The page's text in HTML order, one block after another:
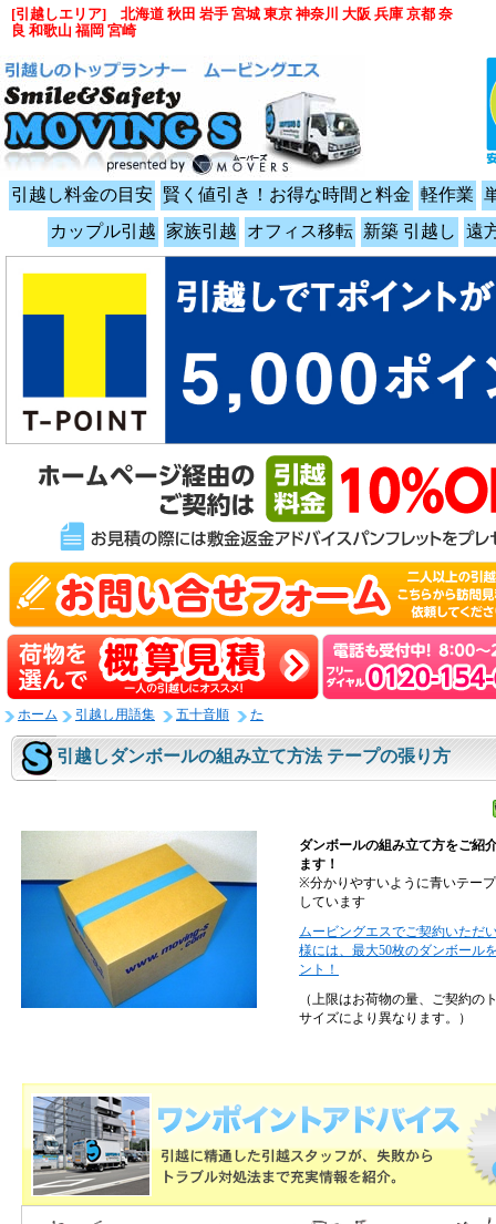
引越し料金の目安 賢く値引き！お得な時間と料金 軽作業
カップル引越 家族引越 オフィス移転 新築 引越し 遠
ホーム 引越し用語集 五十音順 た
引越しダンボールの組み立て方法 テープの張り方
ダンボールの組み立て方をご紹
ます！
※分かりやすいように青いテー
しています
ムービングエスでご契約いただ
様には、最大50枚のダンボール
ント！
（上限はお荷物の量、ご契約の
サイズにより異なります。）
[引越しエリア] 北海道 秋田 岩手 宮城 東京 神奈川 大阪 兵庫 京都 奈
良 和歌山 福岡 宮崎